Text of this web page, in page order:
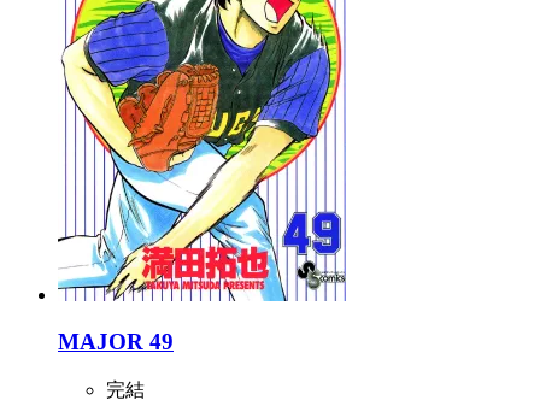
MAJOR 49
完結